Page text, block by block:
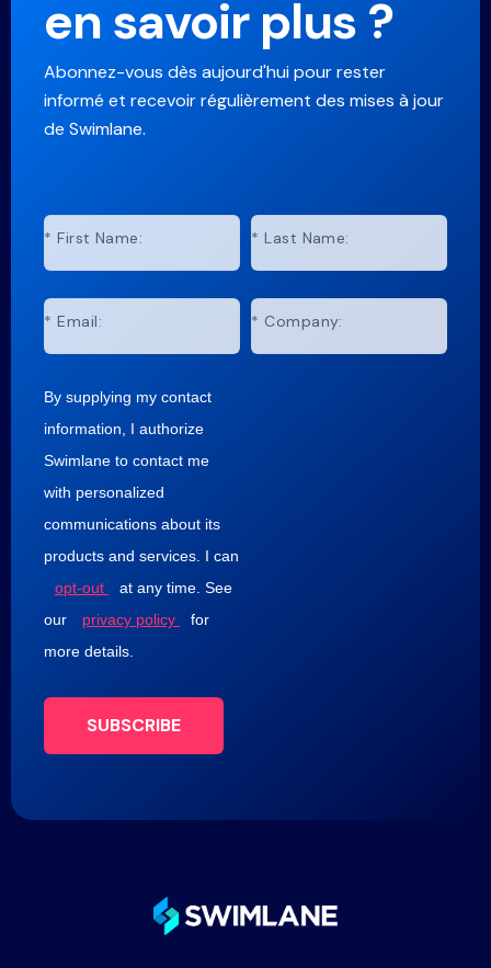
en savoir plus ?
Abonnez-vous dès aujourd'hui pour rester
informé et recevoir régulièrement des mises à jour
de Swimlane.
* First Name: * Last Name:
* Email: * Company:
By supplying my contact
information, I authorize
Swimlane to contact me
with personalized
communications about its
products and services. I can
opt-out
at any time. See
our
privacy policy
for
more details.
SUBSCRIBE